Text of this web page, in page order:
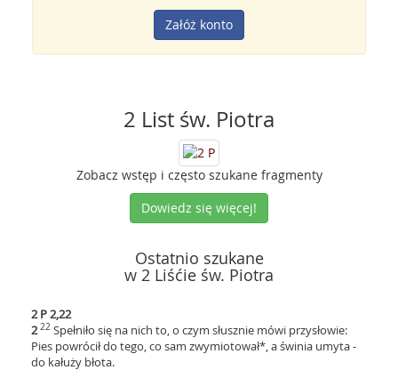
Załóż konto
2 List św. Piotra
Zobacz wstęp i często szukane fragmenty
Dowiedz się więcej!
Ostatnio szukane
w 2 Liśćie św. Piotra
2 P 2,22
2 22 Spełniło się na nich to, o czym słusznie mówi przysłowie:
Pies powrócił do tego, co sam zwymiotował*, a świnia umyta -
do kałuży błota.